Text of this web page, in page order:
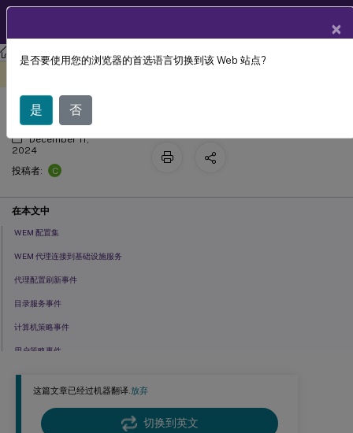
工作区环境管理 工作区环境管理 2407
这篇文章已经过机器翻译.放弃
切换到英文
代理事件日志
December 11,
2024
投稿者:
C
在本文中
WEM 配置集
WEM 代理连接到基础设施服务
代理配置刷新事件
目录服务事件
计算机策略事件
用户策略事件
缓存同步事件
优化事件
×
是否要使用您的浏览器的首选语言切换到该 Web 站点?
是 否